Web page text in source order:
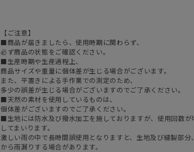
【ご注意】
■商品が届きましたら、使用時期に関わらず、
必ず商品の状態をご確認ください。
■生産時期や生産過程上、
商品サイズや重量に個体差が生じる場合がございます。
また、平置きによる手作業での測定のため、
多少の誤差が生じる場合がございますのでご了承ください。
■天然の素材を使用しているものは、
個体差がございますのでご了承ください。
■生地には防水及び撥水加工を施しておりますが、使用回数が
してまいります。
激しい雨の中で長時間誤使用となりますと、生地及び縫製部分
から雨漏りする場合があります。